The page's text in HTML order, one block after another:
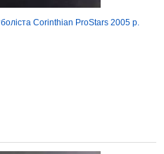
Corinthian ProStars 2005 р.